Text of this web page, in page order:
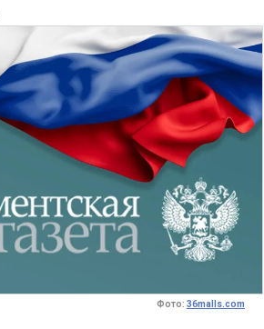
Фото: 36malls.com